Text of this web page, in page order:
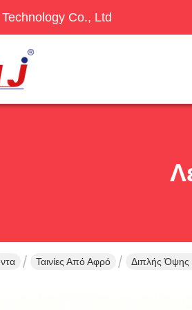
Co., Ltd
Ταινίες Από Αφρό Διπλής Όψης